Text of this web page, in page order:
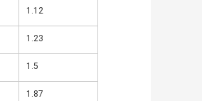
1.12
1.23
1.5
1.87